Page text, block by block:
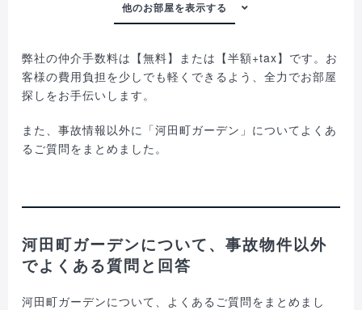
弊社の仲介手数料は【無料】または【半額+tax】です。お
客様の費用負担を少しでも軽くできるよう、全力でお部屋
探しをお手伝いします。
また、事故情報以外に「河田町ガーデン」についてよくあ
るご質問をまとめました。
河田町ガーデンについて、事故物件以外
でよくある質問と回答
河田町ガーデンについて、よくあるご質問をまとめまし